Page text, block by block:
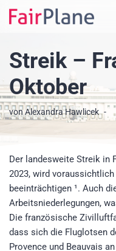
Streik –
Oktober
vonAlexandra Hawlicek
Der landesweite Streik in
2023, wird
beeinträchtigen ¹. Auch
Arbeitsniederlegungen,
Die französische
dass sich die Fluglotsen
Provence und Beauvais